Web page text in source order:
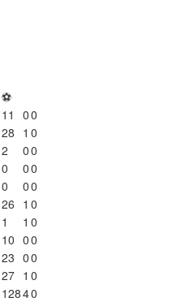
⚽
11 00
28 1 0
2 00
0 00
0 00
26 1 0
1 1 0
10 00
23 00
27 1 0
12840